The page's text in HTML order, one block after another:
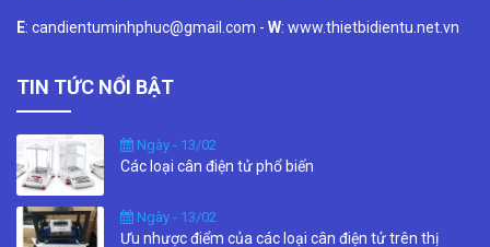
E: candientuminhphuc@gmail.com - W: www.thietbidientu.net.vn
TIN TỨC NỔI BẬT
Ngày - 13/02
Các loại cân điện tử phổ biến
Ngày - 13/02
Ưu nhược điểm của các loại cân điện tử trên thị